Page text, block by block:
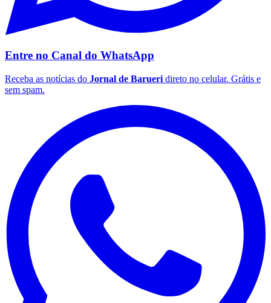
Entre no Canal do WhatsApp
Receba as notícias do Jornal de Barueri direto no celular. Grátis e
sem spam.